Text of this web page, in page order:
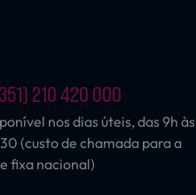
210 420 000
nos dias úteis, das 9h às
(custo de chamada para a
fixa nacional)